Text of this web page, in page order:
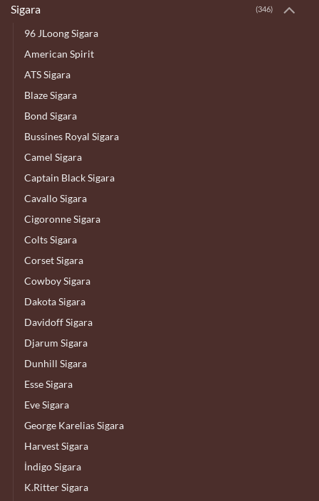
Sigara (346)
96 JLoong Sigara
American Spirit
ATS Sigara
Blaze Sigara
Bond Sigara
Bussines Royal Sigara
Camel Sigara
Captain Black Sigara
Cavallo Sigara
Cigoronne Sigara
Colts Sigara
Corset Sigara
Cowboy Sigara
Dakota Sigara
Davidoff Sigara
Djarum Sigara
Dunhill Sigara
Esse Sigara
Eve Sigara
George Karelias Sigara
Harvest Sigara
İndigo Sigara
K.Ritter Sigara